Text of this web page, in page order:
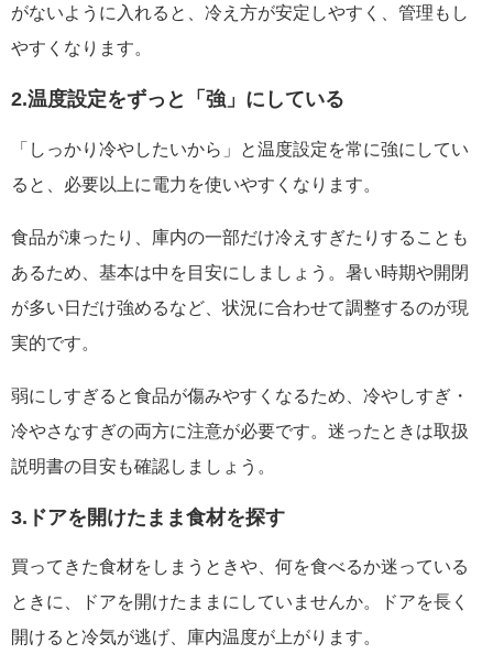
がないように入れると、冷え方が安定しやすく、管理もし
やすくなります。
2.温度設定をずっと「強」にしている
「しっかり冷やしたいから」と温度設定を常に強にしてい
ると、必要以上に電力を使いやすくなります。
食品が凍ったり、庫内の一部だけ冷えすぎたりすることも
あるため、基本は中を目安にしましょう。暑い時期や開閉
が多い日だけ強めるなど、状況に合わせて調整するのが現
実的です。
弱にしすぎると食品が傷みやすくなるため、冷やしすぎ・
冷やさなすぎの両方に注意が必要です。迷ったときは取扱
説明書の目安も確認しましょう。
3.ドアを開けたまま食材を探す
買ってきた食材をしまうときや、何を食べるか迷っている
ときに、ドアを開けたままにしていませんか。ドアを長く
開けると冷気が逃げ、庫内温度が上がります。